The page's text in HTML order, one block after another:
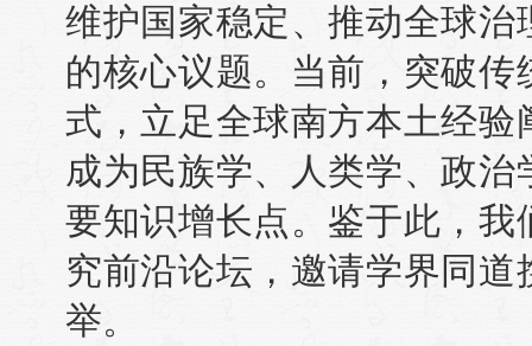
维护国家稳定、推动全球
的核心议题。当前，突破
式，立足全球南方本土经
成为民族学、人类学、政
要知识增长点。鉴于此，
究前沿论坛，邀请学界同
举。